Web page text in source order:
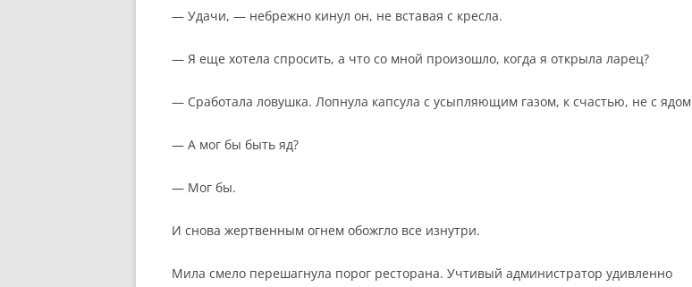
— Удачи, — небрежно кинул он, не вставая с кресла.
— Я еще хотела спросить, а что со мной произошло, когда я открыла ларец?
— Сработала ловушка. Лопнула капсула с усыпляющим газом, к счастью, не с
— А мог бы быть яд?
— Мог бы.
И снова жертвенным огнем обожгло все изнутри.
Мила смело перешагнула порог ресторана. Учтивый администратор удивленно